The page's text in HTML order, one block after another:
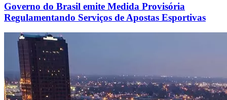
Governo do Brasil emite Medida Provisória
Regulamentando Serviços de Apostas Esportivas